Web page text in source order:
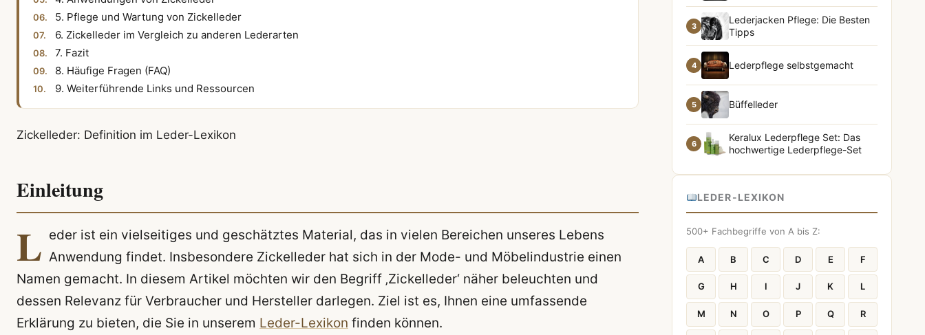
5. Pflege und Wartung von Zickelleder
6. Zickelleder im Vergleich zu anderen Lederarten
7. Fazit
8. Häufige Fragen (FAQ)
9. Weiterführende Links und Ressourcen
Zickelleder: Definition im Leder-Lexikon
Einleitung
L eder ist ein vielseitiges und geschätztes Material, das in vielen Bereichen unseres Lebens
Anwendung findet. Insbesondere Zickelleder hat sich in der Mode- und Möbelindustrie einen
Namen gemacht. In diesem Artikel möchten wir den Begriff ‚Zickelleder‘ näher beleuchten und
dessen Relevanz für Verbraucher und Hersteller darlegen. Ziel ist es, Ihnen eine umfassende
Erklärung zu bieten, die Sie in unserem Leder-Lexikon finden können.
3
Lederjacken Pflege: Die Besten
Tipps
4 Lederpflege selbstgemacht
5 Büffelleder
6
Keralux Lederpflege Set: Das
hochwertige Lederpflege-Set
LEDER-LEXIKON
500+ Fachbegriffe von A bis Z:
A B C D E F
G H I J K L
M N O P Q R